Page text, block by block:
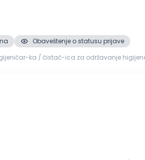
Obaveštenje o statusu prijave
održavanje higijene restorana. Opis posla: Održavanje